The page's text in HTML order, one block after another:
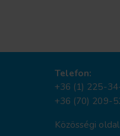
Telefon:
+36 (1) 225-
+36 (70) 209-
Közösségi